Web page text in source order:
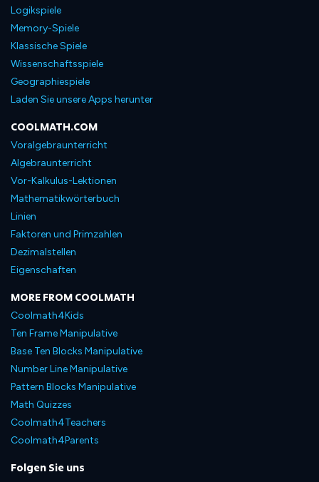
Logikspiele
Memory-Spiele
Klassische Spiele
Wissenschaftsspiele
Geographiespiele
Laden Sie unsere Apps herunter
COOLMATH.COM
Voralgebraunterricht
Algebraunterricht
Vor-Kalkulus-Lektionen
Mathematikwörterbuch
Linien
Faktoren und Primzahlen
Dezimalstellen
Eigenschaften
MORE FROM COOLMATH
Coolmath4Kids
Ten Frame Manipulative
Base Ten Blocks Manipulative
Number Line Manipulative
Pattern Blocks Manipulative
Math Quizzes
Coolmath4Teachers
Coolmath4Parents
Folgen Sie uns